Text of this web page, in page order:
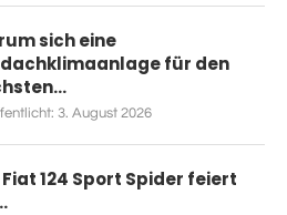
sich eine
für den
3. August 2026
Fiat 124 Sport Spider feiert